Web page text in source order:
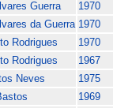
Guerra
1970
da Guerra 1970
Rodrigues
1970
Rodrigues
1967
Neves
1975
1969